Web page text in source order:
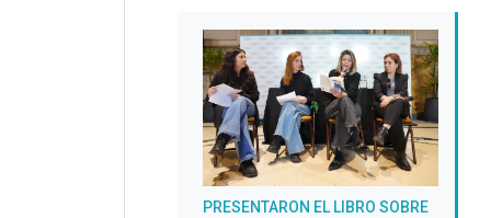
PRESENTARON EL LIBRO SOBRE